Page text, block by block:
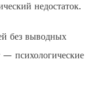
недостаток.
без выводных
— психологические